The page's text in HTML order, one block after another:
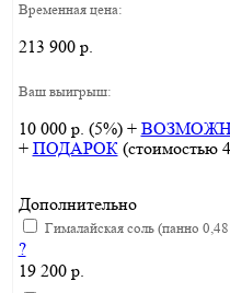
Временная цена:
213 900 р.
Ваш выигрыш:
10 000 р. (5%) +
+ ПОДАРОК(стоимостью
Дополнительно
Гималайская соль (панно
?
19 200 р.